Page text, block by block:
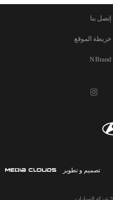
إتصل بنا
خريطة الموقع
N Brand
ⓒ حقوق النشر 2023 شركة السيارات
تصميم و تطوير